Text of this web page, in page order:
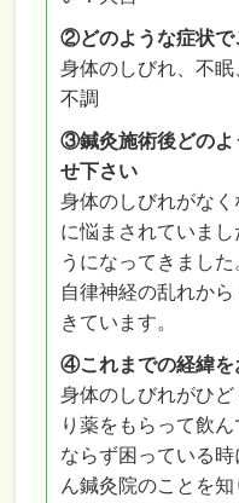
②どのような症状で
身体のしびれ、不
不調
③鍼灸施術後どのよ
せ下さい
身体のしびれがな
に悩まされていま
うになってきました
自律神経の乱れか
きています。
④これまでの経緯を
身体のしびれがひ
り薬をもらって飲
ならず困っている
ん鍼灸院のことを